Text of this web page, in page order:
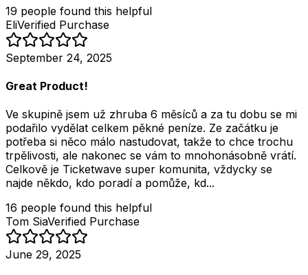
19 people found this helpful
EliVerified Purchase
September 24, 2025
Great Product!
Ve skupině jsem už zhruba 6 měsíců a za tu dobu se mi
podařilo vydělat celkem pěkné peníze. Ze začátku je
potřeba si něco málo nastudovat, takže to chce trochu
trpělivosti, ale nakonec se vám to mnohonásobně vrátí.
Celkově je Ticketwave super komunita, vždycky se
najde někdo, kdo poradí a pomůže, kd...
16 people found this helpful
Tom SiaVerified Purchase
June 29, 2025